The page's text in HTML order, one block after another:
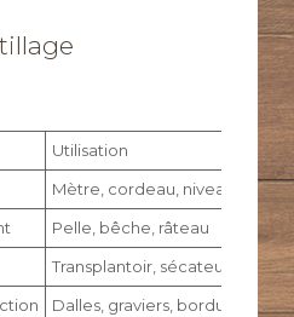
Utilisation
Mètre, cordeau, niveau
Pelle, bêche, râteau
Transplantoir, sécateur, binette
Dalles, graviers, bordures